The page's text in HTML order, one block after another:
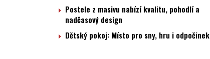
Postele z masivu nabízí kvalitu, pohodlí a
nadčasový design
Dětský pokoj: Místo pro sny, hru i odpočinek